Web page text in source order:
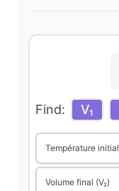
Find: V₁
Température
Volume final (V₂)